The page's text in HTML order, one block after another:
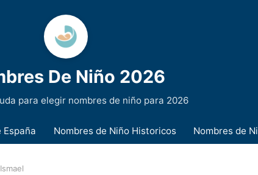
De Niño 2026
para elegir nombres de niño para 2026
España Nombres de Niño Historicos Nombres de